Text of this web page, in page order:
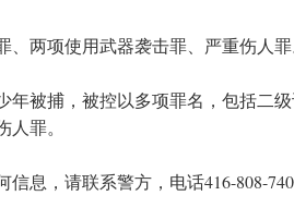
、两项使用武器袭击罪、严重伤人
年被捕，被控以多项罪名，包括二
罪。
信息，请联系警方，电话416-808-